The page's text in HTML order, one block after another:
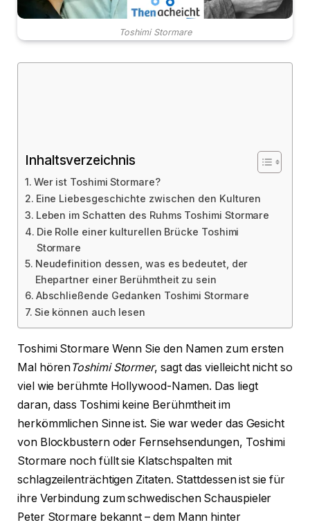
Toshimi Stormare
Inhaltsverzeichnis
Wer ist Toshimi Stormare?
Eine Liebesgeschichte zwischen den Kulturen
Leben im Schatten des Ruhms Toshimi Stormare
Die Rolle einer kulturellen Brücke Toshimi
Stormare
Neudefinition dessen, was es bedeutet, der
Ehepartner einer Berühmtheit zu sein
Abschließende Gedanken Toshimi Stormare
Sie können auch lesen
Toshimi Stormare Wenn Sie den Namen zum ersten
Mal hörenToshimi Stormer, sagt das vielleicht nicht so
viel wie berühmte Hollywood-Namen. Das liegt
daran, dass Toshimi keine Berühmtheit im
herkömmlichen Sinne ist. Sie war weder das Gesicht
von Blockbustern oder Fernsehsendungen, Toshimi
Stormare noch füllt sie Klatschspalten mit
schlagzeilenträchtigen Zitaten. Stattdessen ist sie für
ihre Verbindung zum schwedischen Schauspieler
Peter Stormare bekannt – dem Mann hinter